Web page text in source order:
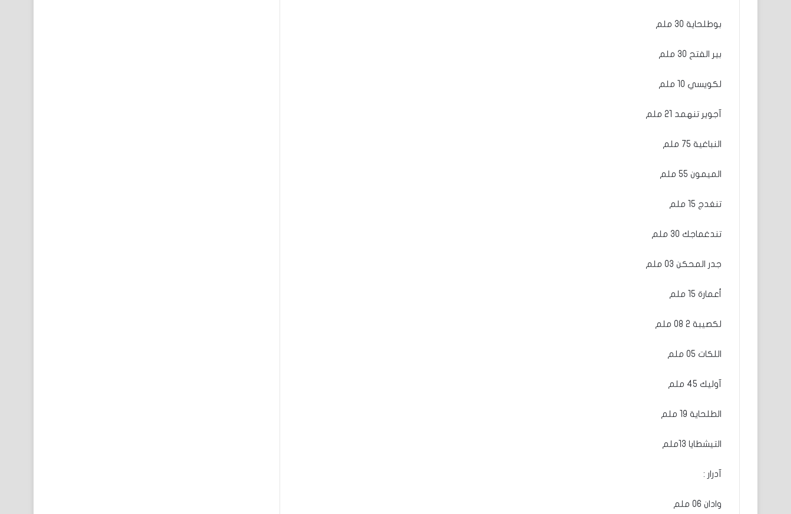
بوطلحاية 30 ملم
بير الفتح 30 ملم
لكويسي 10 ملم
آجوير تنهمد 21 ملم
النباغية 75 ملم
الميمون 55 ملم
تنغدج 15 ملم
تندغماجك 30 ملم
جدر المحكن 03 ملم
أعمارة 15 ملم
لكصيبة 2 08 ملم
اللكات 05 ملم
آوليك 45 ملم
الطلحاية 19 ملم
التيشطايا 13ملم
آدرار :
وادان 06 ملم